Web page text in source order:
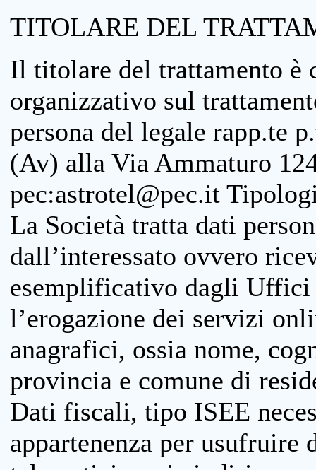
TITOLARE DEL
Il titolare del trattamento è
organizzativo sul
persona del legale rapp.te
(Av) alla Via Ammaturo
pec:astrotel@pec.it
La Società tratta dati
dall’interessato ovvero
esemplificativo dagli
l’erogazione dei servizi
anagrafici, ossia nome,
provincia e comune di
Dati fiscali, tipo ISEE
appartenenza per